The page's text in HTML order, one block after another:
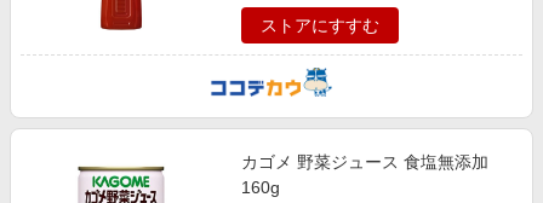
ストアにすすむ
カゴメ 野菜ジュース 食塩無添加
160g